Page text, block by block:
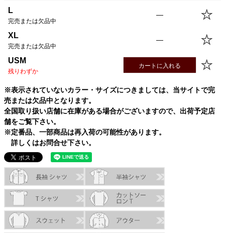
XS
61.0cm 50.5cm
M
XL
USM
72.0cm
USL
75.0cm67.5cm24.0cm48.5cm
L
完売または欠品中
—
XL
完売または欠品中
—
USM
残りわずか
カートに入れる
※表示されていないカラー・サイズにつきましては、当サイトで完
売または欠品中となります。
全国取り扱い店舗に在庫がある場合がございますので、出荷予定店
舗をご覧下さい。
※定番品、一部商品は再入荷の可能性があります。
詳しくはお問合せ下さい。